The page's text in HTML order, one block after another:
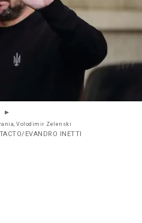
Volodimir Zelenski
EVANDRO INETTI